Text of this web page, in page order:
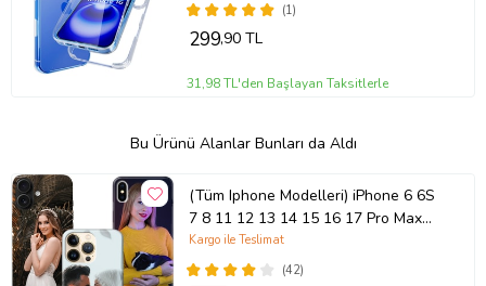
(1)
299,90 TL
31,98 TL'den Başlayan Taksitlerle
Bu Ürünü Alanlar Bunları da Aldı
(Tüm Iphone Modelleri) iPhone 6 6S
7 8 11 12 13 14 15 16 17 Pro Max
Plus Mini Kişiye Özel Resimli
Fotoğraflı Kılıf(42)
Kargo ile Teslimat